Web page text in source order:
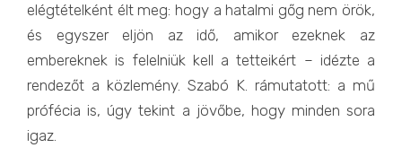
elégtételként élt meg: hogy a hatalmi gőg nem örök,
és egyszer eljön az idő, amikor ezeknek az
embereknek is felelniük kell a tetteikért – idézte a
rendezőt a közlemény. Szabó K. rámutatott: a mű
prófécia is, úgy tekint a jövőbe, hogy minden sora
igaz.